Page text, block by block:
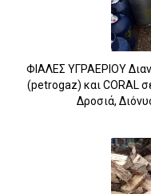
ΦΙΑΛΕΣ ΥΓΡΑΕΡΙΟΥ
(petrogaz) και CORAL
Δροσιά,